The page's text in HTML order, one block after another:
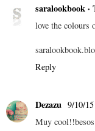
saralookbook
love the
Reply
Dezazu 9/10/
Muy cool!!besos